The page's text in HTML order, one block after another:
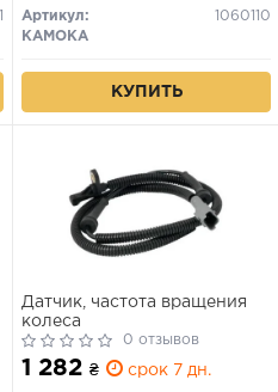
Артикул:
1060110
KAMOKA
КУПИТЬ
Датчик, частота вращения
колеса
0 отзывов
1 282 ₴ срок 7 дн.